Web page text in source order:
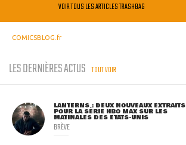
VOIR TOUS LES ARTICLES TRASHBAG
COMICSBLOG.fr
LES DERNIÈRES ACTUS TOUT VOIR
LANTERNS : DEUX NOUVEAUX EXTRAITS
POUR LA SÉRIE HBO MAX SUR LES
MATINALES DES ETATS-UNIS
BRÈVE